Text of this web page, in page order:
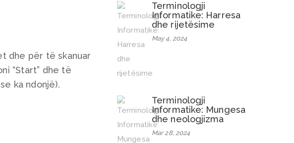
dhe për të skanuar
“Start” dhe të
ka ndonjë).
Terminologji
Informatike: Harresa
dhe rijetësime
May 4, 2024
Terminologji
Informatike: Mungesa
dhe neologjizma
Mar 28, 2024